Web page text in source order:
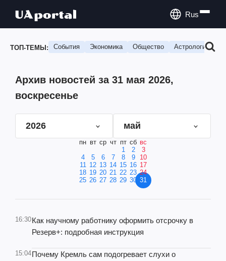
Rus
ТОП-ТЕМЫ: События Экономика Общество Астрология
Архив новостей за 31 мая 2026,
воскресенье
2026 май
пн вт ср чт пт сб вс
1
2
3
4
5 6 7 8 9
10
11 12 13 14 15 16 17
18 19 20 21 22 23 24
25 26 27 28 29 30 31
16:30Как научному работнику оформить отсрочку в
Резерв+: подробная инструкция
15:04Почему Кремль сам подогревает слухи о